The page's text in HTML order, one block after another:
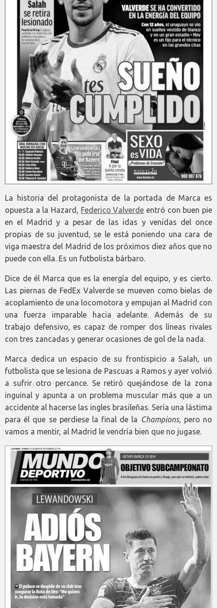
La historia del protagonista de la portada de Marca es
opuesta a la Hazard, Federico Valverde entró con buen pie
en el Madrid y a pesar de las idas y venidas del once
propias de su juventud, se le está poniendo una cara de
viga maestra del Madrid de los próximos diez años que no
puede con ella. Es un futbolista bárbaro.
Dice de él Marca que es la energía del equipo, y es cierto.
Las piernas de FedEx Valverde se mueven como bielas de
acoplamiento de una locomotora y empujan al Madrid con
una fuerza imparable hacia adelante. Además de su
trabajo defensivo, es capaz de romper dos líneas rivales
con tres zancadas y generar ocasiones de gol de la nada.
Marca dedica un espacio de su frontispicio a Salah, un
futbolista que se lesiona de Pascuas a Ramos y ayer volvió
a sufrir otro percance. Se retiró quejándose de la zona
inguinal y apunta a un problema muscular más que a un
accidente al hacerse las ingles brasileñas. Sería una lástima
para él que se perdiese la final de la Champions, pero no
vamos a mentir, al Madrid le vendría bien que no jugase.